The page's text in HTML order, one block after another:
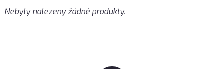
Nebyly nalezeny žádné produkty.